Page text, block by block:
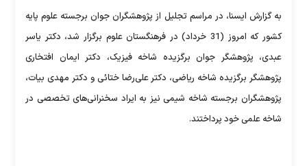
به گزارش ایسنا، در مراسم تجلیل از پژوهشگران جوان برجسته علوم پایه
کشور که امروز (31 خرداد) در فرهنگستان علوم برگزار شد، دکتر یاسر
عبدی، پژوهشگر جوان برگزیده شاخه فیزیک، دکتر ایمان افتخاری
پژوهشگر برگزیده شاخه ریاضی، دکتر علی‌رضا ختائی و دکتر مهدی بیات،
پژوهشگران برجسته شاخه شیمی نیز به ایراد سخنرانی‌های تخصصی در
شاخه علمی خود پرداختند.